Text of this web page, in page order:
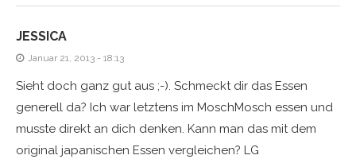
JESSICA
Januar 21, 2013 - 18:13
Sieht doch ganz gut aus ;-). Schmeckt dir das Essen
generell da? Ich war letztens im MoschMosch essen und
musste direkt an dich denken. Kann man das mit dem
original japanischen Essen vergleichen? LG